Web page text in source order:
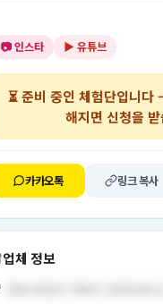
📷 인스타 ▶️ 유튜브
⏳준비 중인 체험단입니다
해지면 신청을
카카오톡 링크 복사
업체 정보